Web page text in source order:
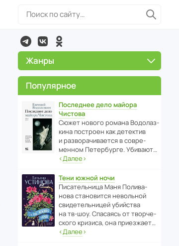
Жанры
Популярное
Последнее дело майора
Чистова
Сюжет нового романа Водо­ла­з­
кина пост­роен как дете­ктив
и разво­ра­чи­ва­ется в совре­
менном Пете­р­бурге. Убивают…
‹Далее›
Тени южной ночи
Писа­тель­ница Маня Поли­ва­
нова стано­вится невольной
свиде­тель­ницей убийства
на тв-шоу. Спасаясь от твор­че­
с­кого кризиса, она приезжает…
‹Далее›